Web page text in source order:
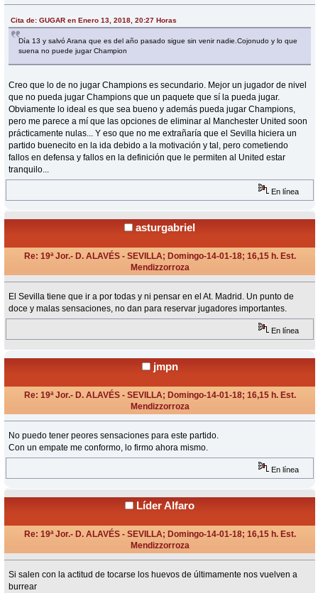
Cita de: GUGAR en Enero 13, 2018, 20:27 Horas
Día 13 y salvó Arana que es del año pasado sigue sin venir nadie.Cojonudo y lo que
suena no puede jugar Champion
Creo que lo de no jugar Champions es secundario. Mejor un jugador de nivel
que no pueda jugar Champions que un paquete que sí la pueda jugar.
Obviamente lo ideal es que sea bueno y además pueda jugar Champions,
pero me parece a mí que las opciones de eliminar al Manchester United soon
prácticamente nulas... Y eso que no me extrañaría que el Sevilla hiciera un
partido buenecito en la ida debido a la motivación y tal, pero cometiendo
fallos en defensa y fallos en la definición que le permiten al United estar
tranquilo...
En línea
asturgabriel
Re: 19ª Jor.- D. ALAVÉS - SEVILLA; Domingo-14-01-18; 16,15 h. Est.
Mendizzorroza
El Sevilla tiene que ir a por todas y ni pensar en el At. Madrid. Un punto de
doce y malas sensaciones, no dan para reservar jugadores importantes.
En línea
jmpn
Re: 19ª Jor.- D. ALAVÉS - SEVILLA; Domingo-14-01-18; 16,15 h. Est.
Mendizzorroza
No puedo tener peores sensaciones para este partido.
Con un empate me conformo, lo firmo ahora mismo.
En línea
Líder Alfaro
Re: 19ª Jor.- D. ALAVÉS - SEVILLA; Domingo-14-01-18; 16,15 h. Est.
Mendizzorroza
Si salen con la actitud de tocarse los huevos de últimamente nos vuelven a
burrear